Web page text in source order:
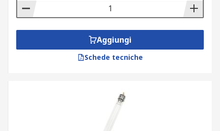
Aggiungi
Schede tecniche